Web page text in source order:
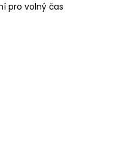
pro volný čas